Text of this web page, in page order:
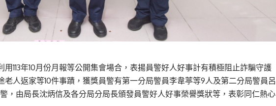
113年10月份月報等公開集會場合，表揚員警好人好事計有積極阻止詐騙守護
老人返家等10件事蹟，獲獎員警有第一分局警員李韋葶等9人及第二分局警員呂
，由局長沈炳信及各分局分局長頒發員警好人好事榮譽獎狀等，表彰同仁熱心